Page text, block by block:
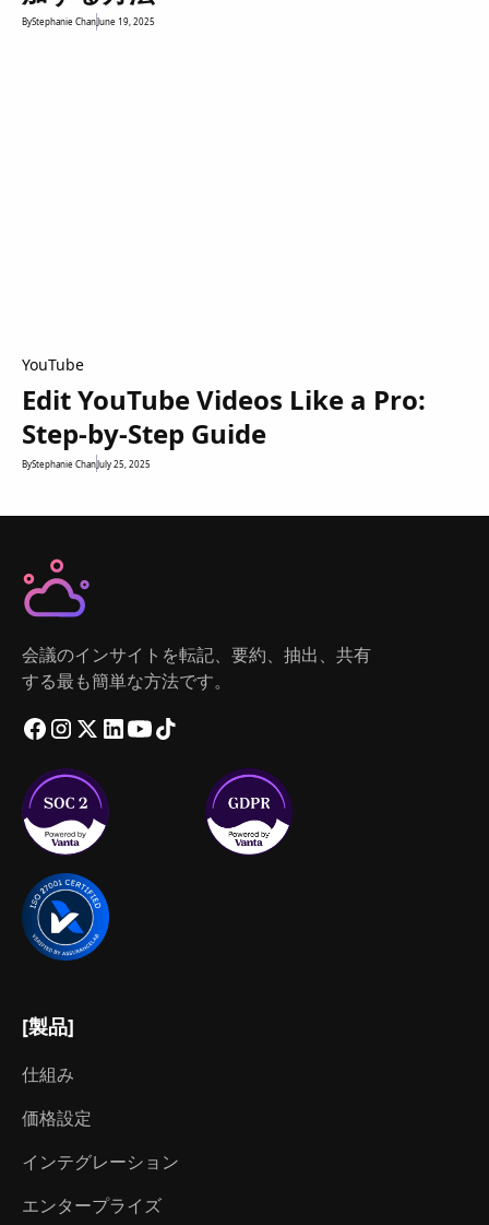
ByStephanie ChanJune 19, 2025
YouTube
Edit YouTube Videos Like a Pro:
Step-by-Step Guide
ByStephanie ChanJuly 25, 2025
会議のインサイトを転記、要約、抽出、共有
する最も簡単な方法です。
[製品]
仕組み
価格設定
インテグレーション
エンタープライズ